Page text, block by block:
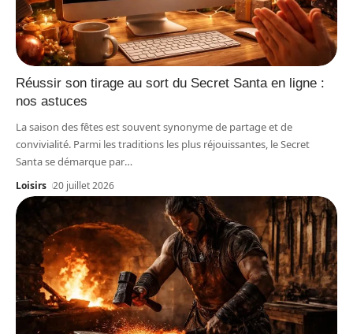
Réussir son tirage au sort du Secret Santa en ligne :
nos astuces
La saison des fêtes est souvent synonyme de partage et de
convivialité. Parmi les traditions les plus réjouissantes, le Secret
Santa se démarque par…
Loisirs 20 juillet 2026